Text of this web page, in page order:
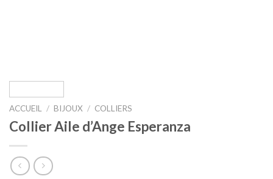
ACCUEIL / BIJOUX / COLLIERS
Collier Aile d’Ange Esperanza